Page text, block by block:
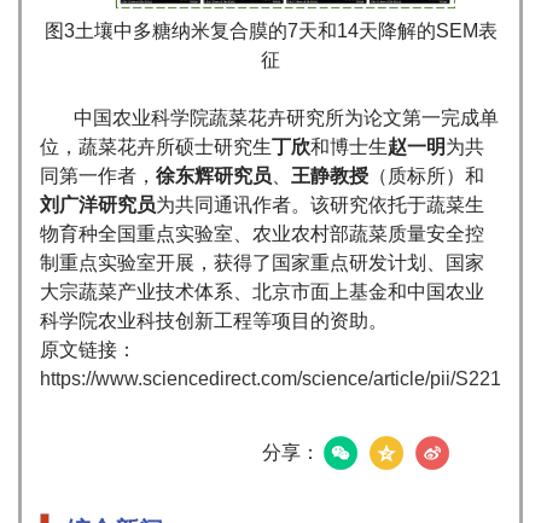
图3土壤中多糖纳米复合膜的7天和14天降解的SEM表
征
中国农业科学院蔬菜花卉研究所为论文第一完成单
位，蔬菜花卉所硕士研究生丁欣和博士生赵一明为共
同第一作者， 徐东辉研究员、 王静教授 （质标所）和
刘广洋研究员为共同通讯作者。该研究依托于蔬菜生
物育种全国重点实验室、农业农村部蔬菜质量安全控
制重点实验室开展，获得了国家重点研发计划、国家
大宗蔬菜产业技术体系、北京市面上基金和中国农业
科学院农业科技创新工程等项目的资助。
原文链接：
https://www.sciencedirect.com/science/article/pii/
分享：